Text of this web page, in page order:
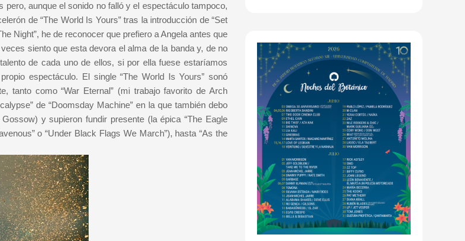
pero, aunque el sonido no falló y el espectáculo tampoco,
de “The World Is Yours” tras la introducción de “Set
Night”, he de reconocer que prefiero a Angela antes que
siento que esta devora el alma de la banda y, de no
de cada uno de ellos, si por ella fuese estaríamos
espectáculo. El single “The World Is Yours” sonó
tanto como “War Eternal” (mi trabajo favorito de Arch
de “Doomsday Machine” en la que también debo
y supieron fundir presente (la épica “The Eagle
o “Under Black Flags We March”), hasta “As the